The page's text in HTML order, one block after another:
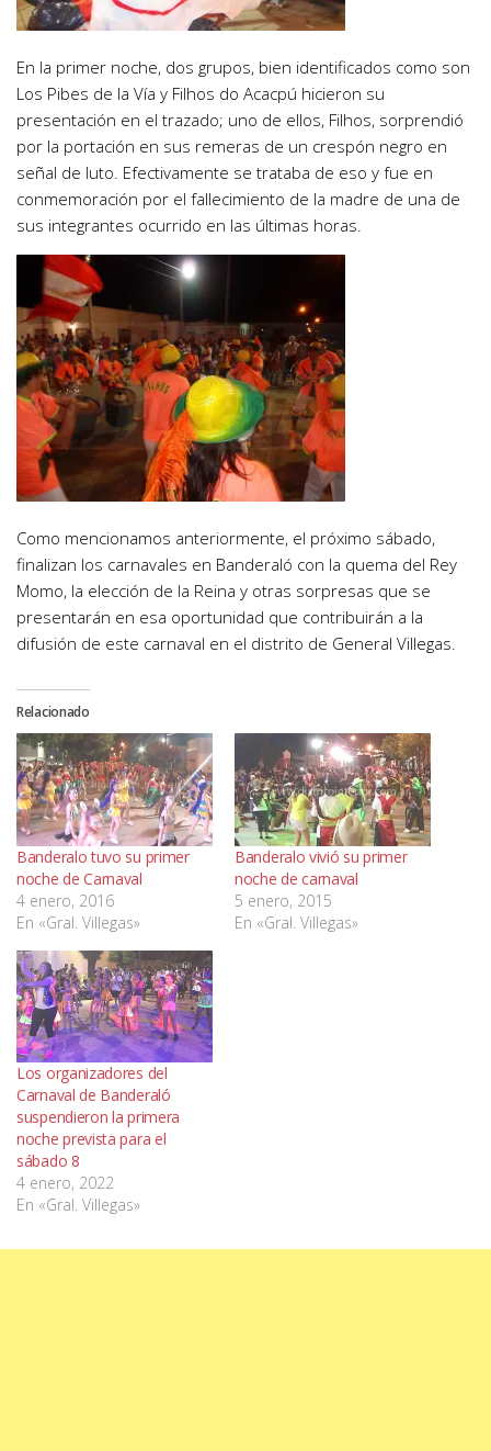
En la primer noche, dos grupos, bien identificados como son
Los Pibes de la Vía y Filhos do Acacpú hicieron su
presentación en el trazado; uno de ellos, Filhos, sorprendió
por la portación en sus remeras de un crespón negro en
señal de luto. Efectivamente se trataba de eso y fue en
conmemoración por el fallecimiento de la madre de una de
sus integrantes ocurrido en las últimas horas.
Como mencionamos anteriormente, el próximo sábado,
finalizan los carnavales en Banderaló con la quema del Rey
Momo, la elección de la Reina y otras sorpresas que se
presentarán en esa oportunidad que contribuirán a la
difusión de este carnaval en el distrito de General Villegas.
Relacionado
Banderalo tuvo su primer
noche de Carnaval
4 enero, 2016
En «Gral. Villegas»
Banderalo vivió su primer
noche de carnaval
5 enero, 2015
En «Gral. Villegas»
Los organizadores del
Carnaval de Banderaló
suspendieron la primera
noche prevista para el
sábado 8
4 enero, 2022
En «Gral. Villegas»